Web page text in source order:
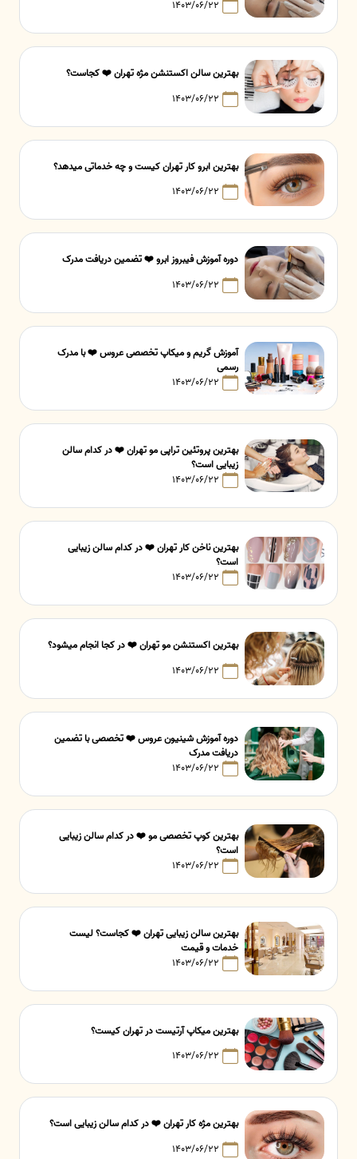
۱۴۰۳/۰۶/۲۲
بهترین سالن اکستنشن مژه تهران ❤️ کجاست؟
۱۴۰۳/۰۶/۲۲
بهترین ابرو کار تهران کیست و چه خدماتی میدهد؟
۱۴۰۳/۰۶/۲۲
دوره آموزش فیبروز ابرو ❤️ تضمین دریافت مدرک
۱۴۰۳/۰۶/۲۲
آموزش گریم و میکاپ تخصصی عروس ❤️ با مدرک
رسمی
۱۴۰۳/۰۶/۲۲
بهترین پروتئین تراپی مو تهران ❤️ در کدام سالن
زیبایی است؟
۱۴۰۳/۰۶/۲۲
بهترین ناخن کار تهران ❤️ در کدام سالن زیبایی
است؟
۱۴۰۳/۰۶/۲۲
بهترین اکستنشن مو تهران ❤️ در کجا انجام میشود؟
۱۴۰۳/۰۶/۲۲
دوره آموزش شینیون عروس ❤️ تخصصی با تضمین
دریافت مدرک
۱۴۰۳/۰۶/۲۲
بهترین کوپ تخصصی مو ❤️ در کدام سالن زیبایی
است؟
۱۴۰۳/۰۶/۲۲
بهترین سالن زیبایی تهران ❤️ کجاست؟ لیست
خدمات و قیمت
۱۴۰۳/۰۶/۲۲
بهترین میکاپ آرتیست در تهران کیست؟
۱۴۰۳/۰۶/۲۲
بهترین مژه کار تهران ❤️ در کدام سالن زیبایی است؟
۱۴۰۳/۰۶/۲۲